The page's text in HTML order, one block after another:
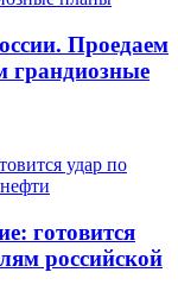
Проедаем
грандиозные
готовится
российской